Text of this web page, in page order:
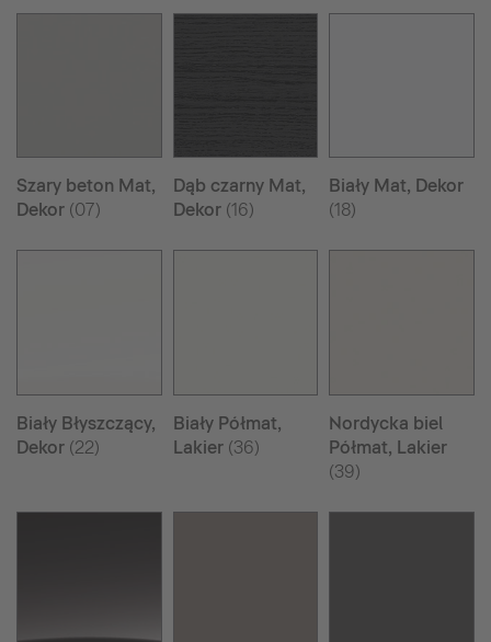
Szary beton Mat,
Dekor (07)
Dąb czarny Mat,
Dekor(16)
Biały Mat, Dekor
(18)
Biały Błyszczący,
Dekor (22)
Biały Półmat,
Lakier(36)
Nordycka biel
Półmat, Lakier
(39)